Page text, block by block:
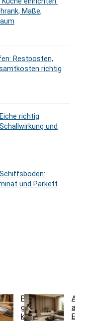
Maße,
Restposten,
richtig
richtig
und
und Parkett
Parkett
günstig
kaufen:
aus